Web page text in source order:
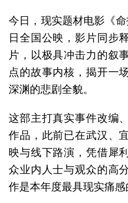
今日，现实题材电影《
日全国公映，影片同步
片，以极具冲击力的叙
点的故事内核，揭开一
深渊的悲剧全貌。
这部主打真实事件改编
作品，此前已在武汉、
映与线下路演，凭借犀
众业内人士与观众的高
作是本年度最具现实痛感